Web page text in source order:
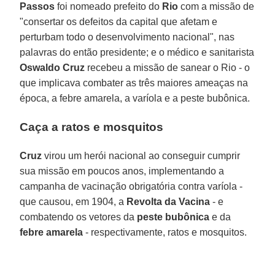
Passos foi nomeado prefeito do Rio com a missão de
"consertar os defeitos da capital que afetam e
perturbam todo o desenvolvimento nacional", nas
palavras do então presidente; e o médico e sanitarista
Oswaldo Cruz recebeu a missão de sanear o Rio - o
que implicava combater as três maiores ameaças na
época, a febre amarela, a varíola e a peste bubônica.
Caça a ratos e mosquitos
Cruz virou um herói nacional ao conseguir cumprir
sua missão em poucos anos, implementando a
campanha de vacinação obrigatória contra varíola -
que causou, em 1904, a Revolta da Vacina - e
combatendo os vetores da peste bubônica e da
febre amarela - respectivamente, ratos e mosquitos.